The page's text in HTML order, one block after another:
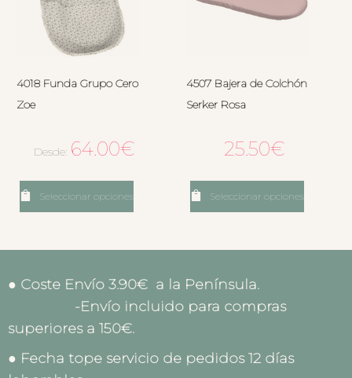
4018 Funda Grupo Cero
Zoe
Desde: 64.00€
Seleccionar opciones
4507 Bajera de Colchón
Serker Rosa
25.50€
Seleccionar opciones
● Coste Envío 3.90€ a la Península.
-Envío incluido para compras
superiores a 150€.
● Fecha tope servicio de pedidos 12 días